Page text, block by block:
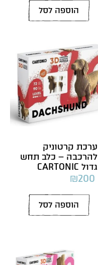
הוספה לסל
ערכת קרטוניק
להרכבה – כלב תחש
גדול CARTONIC
₪200
הוספה לסל